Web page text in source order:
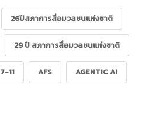
26ปีสภาการสื่อมวลชนแห่งชาติ
29 ปี สภาการสื่อมวลชนแห่งชาติ
7-11 AFS AGENTIC AI